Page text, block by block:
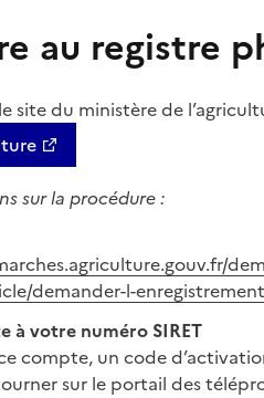
au registre
site du ministère de
sur la procédure :
demander-l-
à votre numéro SIRET
compte, un code
sur le portail des